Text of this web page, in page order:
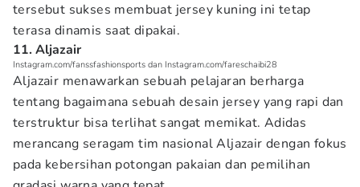
tersebut sukses membuat jersey kuning ini tetap
terasa dinamis saat dipakai.
11. Aljazair
Instagram.com/fanssfashionsports dan Instagram.com/fareschaibi28
Aljazair menawarkan sebuah pelajaran berharga
tentang bagaimana sebuah desain jersey yang rapi dan
terstruktur bisa terlihat sangat memikat. Adidas
merancang seragam tim nasional Aljazair dengan fokus
pada kebersihan potongan pakaian dan pemilihan